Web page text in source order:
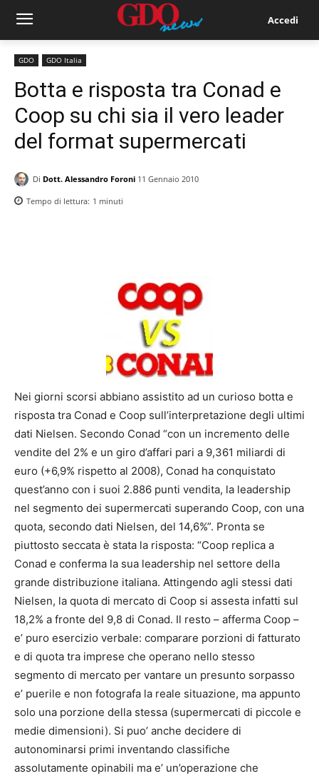
Accedi
GDO GDO Italia
Botta e risposta tra Conad e
Coop su chi sia il vero leader
del format supermercati
Di Dott. Alessandro Foroni 11 Gennaio 2010
Tempo di lettura: 1 minuti
Nei giorni scorsi abbiano assistito ad un curioso botta e
risposta tra Conad e Coop sull’interpretazione degli ultimi
dati Nielsen. Secondo Conad “con un incremento delle
vendite del 2% e un giro d’affari pari a 9,361 miliardi di
euro (+6,9% rispetto al 2008), Conad ha conquistato
quest’anno con i suoi 2.886 punti vendita, la leadership
nel segmento dei supermercati superando Coop, con una
quota, secondo dati Nielsen, del 14,6%”. Pronta se
piuttosto seccata è stata la risposta: “Coop replica a
Conad e conferma la sua leadership nel settore della
grande distribuzione italiana. Attingendo agli stessi dati
Nielsen, la quota di mercato di Coop si assesta infatti sul
18,2% a fronte del 9,8 di Conad. Il resto – afferma Coop –
e’ puro esercizio verbale: comparare porzioni di fatturato
e di quota tra imprese che operano nello stesso
segmento di mercato per vantare un presunto sorpasso
e’ puerile e non fotografa la reale situazione, ma appunto
solo una porzione della stessa (supermercati di piccole e
medie dimensioni). Si puo’ anche decidere di
autonominarsi primi inventando classifiche
assolutamente opinabili ma e’ un’operazione che